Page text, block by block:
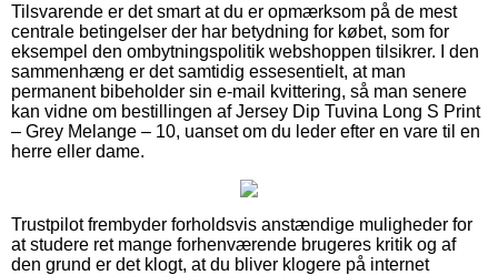
Tilsvarende er det smart at du er opmærksom på de mest
centrale betingelser der har betydning for købet, som for
eksempel den ombytningspolitik webshoppen tilsikrer. I den
sammenhæng er det samtidig essesentielt, at man
permanent bibeholder sin e-mail kvittering, så man senere
kan vidne om bestillingen af Jersey Dip Tuvina Long S Print
– Grey Melange – 10, uanset om du leder efter en vare til en
herre eller dame.
Trustpilot frembyder forholdsvis anstændige muligheder for
at studere ret mange forhenværende brugeres kritik og af
den grund er det klogt, at du bliver klogere på internet